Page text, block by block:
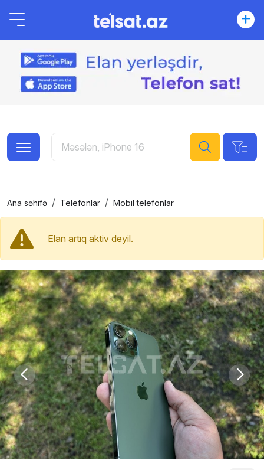
Ana səhifə Telefonlar Mobil telefonlar
Elan artıq aktiv deyil.